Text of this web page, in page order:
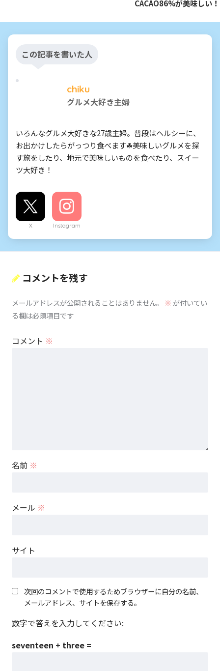
CACAO86%が美味しい！
この記事を書いた人
chiku
グルメ大好き主婦
いろんなグルメ大好きな27歳主婦。普段はヘルシーに、
お出かけしたらがっつり食べます☘美味しいグルメを探
す旅をしたり、地元で美味しいものを食べたり、スイー
ツ大好き！
X Instagram
コメントを残す
メールアドレスが公開されることはありません。 ※が付いてい
る欄は必須項目です
コメント ※
名前 ※
メール ※
サイト
次回のコメントで使用するためブラウザーに自分の名前、
メールアドレス、サイトを保存する。
数字で答えを入力してください:
seventeen + three =